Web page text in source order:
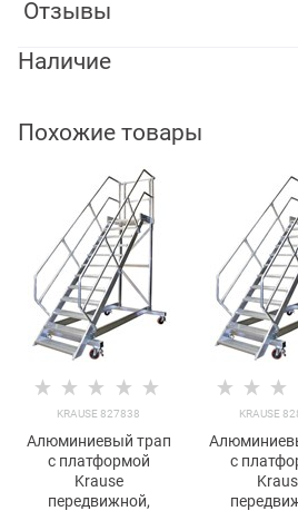
Отзывы
Наличие
Похожие товары
KRAUSE 827838
Алюминиевый трап
с платформой
Krause
передвижной,
KRAUSE
с